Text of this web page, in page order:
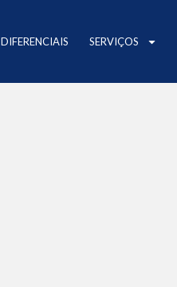
DIFERENCIAIS SERVIÇOS